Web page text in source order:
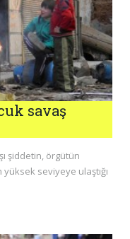
savaş
şiddetin, örgütün
seviyeye ulaştığı